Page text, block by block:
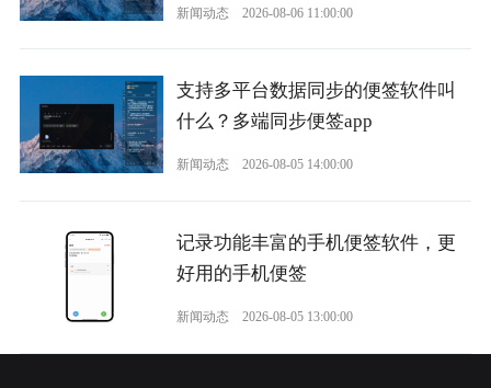
新闻动态 2026-08-06 11:00:00
支持多平台数据同步的便签软件叫
什么？多端同步便签app
新闻动态 2026-08-05 14:00:00
记录功能丰富的手机便签软件，更
好用的手机便签
新闻动态 2026-08-05 13:00:00